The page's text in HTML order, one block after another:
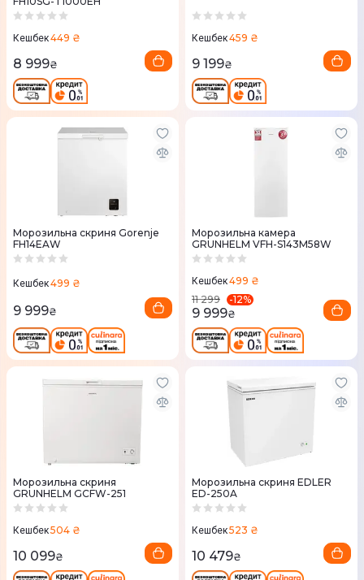
Кешбек449 ₴
8 999₴
Кешбек459 ₴
9 199₴
Морозильна скриня Gorenje
FH14EAW
Кешбек499 ₴
9 999₴
Морозильна камера
GRUNHELM VFH-S143M58W
Кешбек499 ₴
11 299
-12%
9 999₴
Морозильна скриня
GRUNHELM GCFW-251
Кешбек504 ₴
10 099₴
Морозильна скриня EDLER
ED-250A
Кешбек523 ₴
10 479₴